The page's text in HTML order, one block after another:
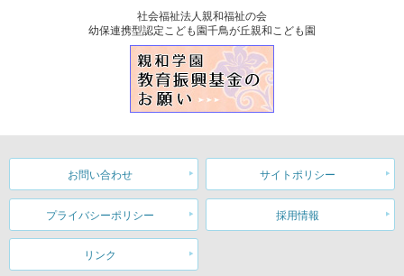
社会福祉法人親和福祉の会
幼保連携型認定こども園千鳥が丘親和こども園
お問い合わせ サイトポリシー
プライバシーポリシー 採用情報
リンク